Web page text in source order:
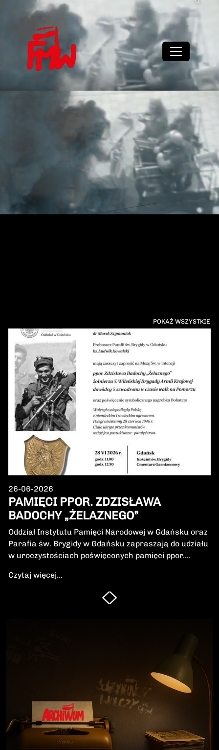
POKAŻ WSZYSTKIE
26-06-2026
PAMIĘCI PPOR. ZDZISŁAWA
BADOCHY „ŻELAZNEGO”
Oddział Instytutu Pamięci Narodowej w Gdańsku oraz
Parafia św. Brygidy w Gdańsku zapraszają do udziału
w uroczystościach poświęconych pamięci ppor.
Wileńskiej Brygady Armii Krajowej, dowódcy 5.
szwadronu podczas walk na Pomorzu, jednego z
najbardziej zasłużonych żołnierzy polskiego podziemia
przeciwko niemieckiemu i sowieckiemu okupantowi, a
po zakończeniu wojny pozostał wierny ideałom
wolności. Poległ 28 czerwca 1946 r., a miejsce
ukrycia jego szczątków przez komunistyczny aparat
represji pozostaje do dziś nieznane.Program
uroczystości:11.00 – Msza Święta w Kościele św.
Brygidy w Gdańsku12.30 – poświęcenie
Czytaj więcej...